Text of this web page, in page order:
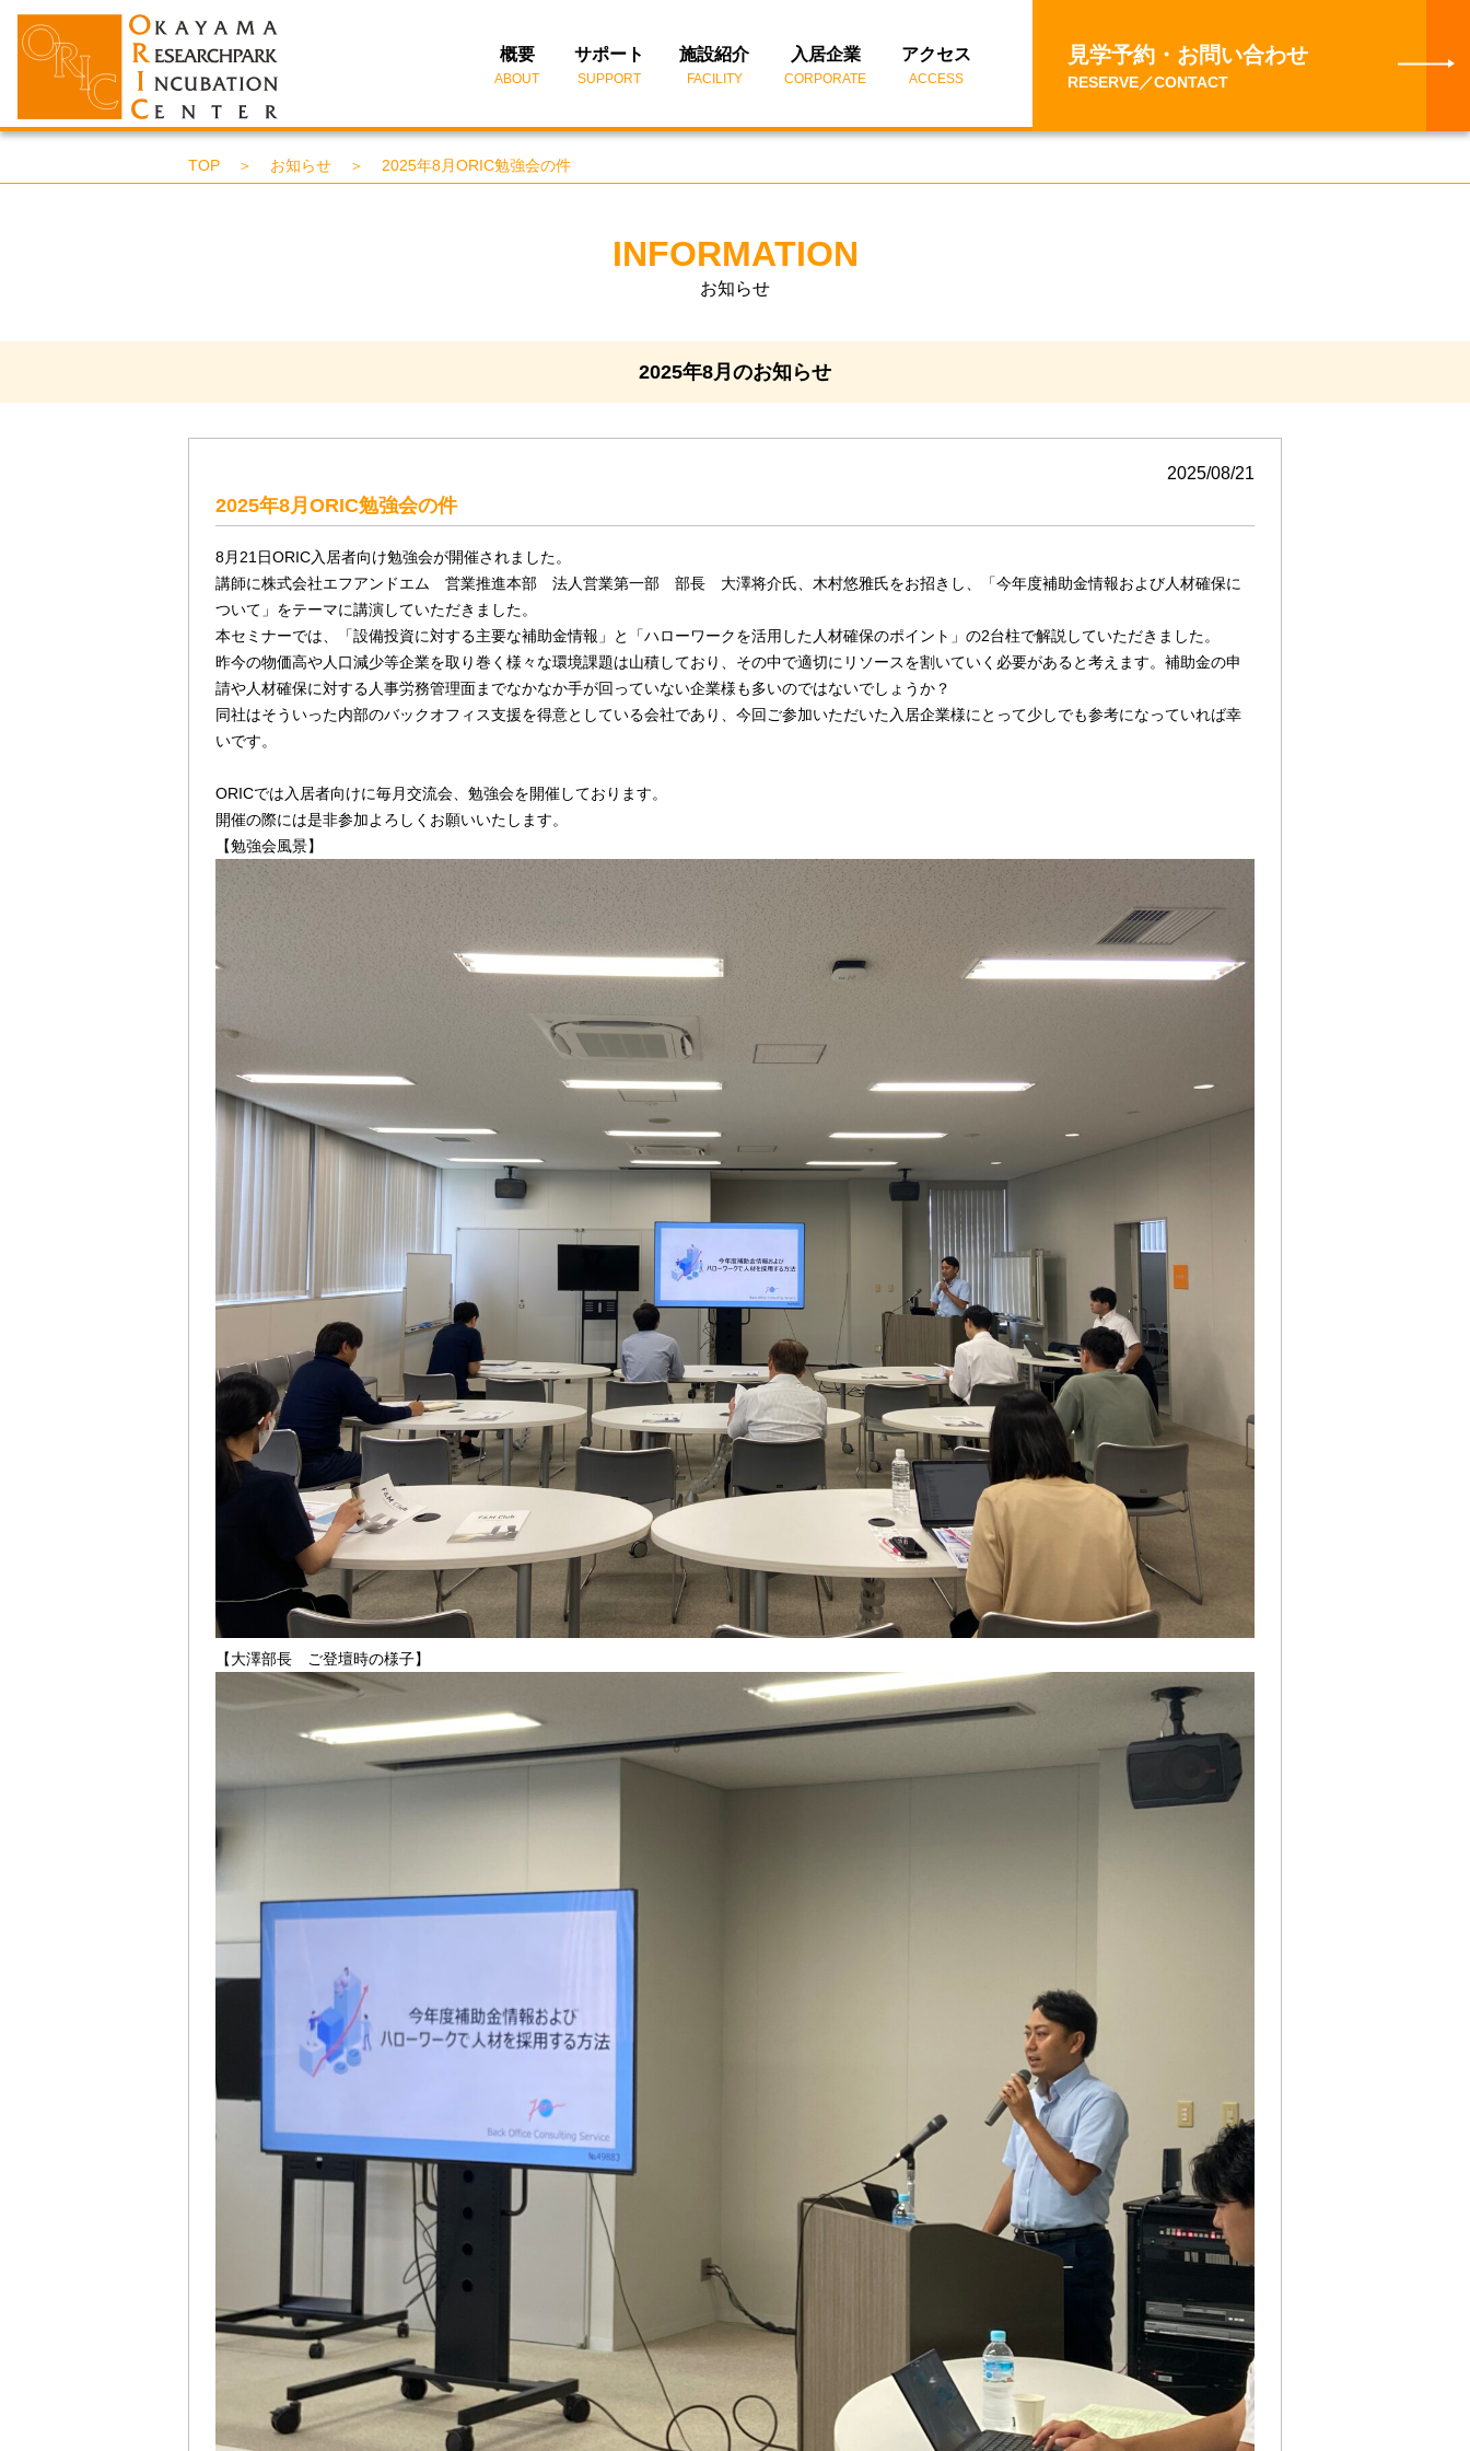
概要
ABOUT
サポート
SUPPORT
施設紹介
FACILITY
入居企業
CORPORATE
アクセス
ACCESS
見学予約・お問い合わせ
RESERVE／CONTACT
TOP ＞ お知らせ ＞ 2025年8月ORIC勉強会の件
INFORMATION
お知らせ
2025年8月のお知らせ
2025/08/21
2025年8月ORIC勉強会の件
8月21日ORIC入居者向け勉強会が開催されました。
講師に株式会社エフアンドエム 営業推進本部 法人営業第一部 部長 大澤将介氏、木村悠雅氏をお招きし、「今年度補助金情報および人材確保に
ついて」をテーマに講演していただきました。
本セミナーでは、「設備投資に対する主要な補助金情報」と「ハローワークを活用した人材確保のポイント」の2台柱で解説していただきました。
昨今の物価高や人口減少等企業を取り巻く様々な環境課題は山積しており、その中で適切にリソースを割いていく必要があると考えます。補助金の申
請や人材確保に対する人事労務管理面までなかなか手が回っていない企業様も多いのではないでしょうか？
同社はそういった内部のバックオフィス支援を得意としている会社であり、今回ご参加いただいた入居企業様にとって少しでも参考になっていれば幸
いです。
ORICでは入居者向けに毎月交流会、勉強会を開催しております。
開催の際には是非参加よろしくお願いいたします。
【勉強会風景】
【大澤部長 ご登壇時の様子】